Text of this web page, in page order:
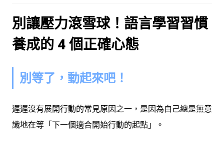
別讓壓力滾雪球！語言學習習慣
養成的 4 個正確心態
別等了，動起來吧！
遲遲沒有展開行動的常見原因之一，是因為自己總是無意
識地在等「下一個適合開始行動的起點」。